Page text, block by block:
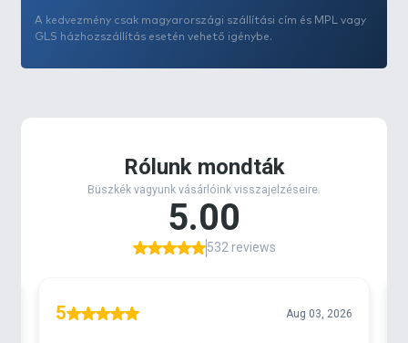
mutatók mellett.
Méretskálája minden igényt kielégítő, a finom
feederezéshez is kellő mennyiségű darabszámot tud
garantálni.
A kedvezmény csak magyarországi szállítási cím és MPL vagy
GLS házhozszállítás esetén vehető igénybe.